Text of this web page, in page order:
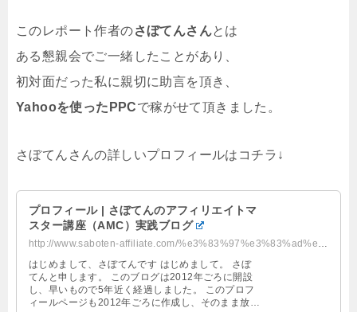
このレポート作者のさぼてんさんとは
ある懇親会でご一緒したことがあり、
初対面だった私に親切に助言を頂き、
Yahooを使ったPPCで稼がせて頂きました。
さぼてんさんの詳しいプロフィールはコチラ↓
プロフィール | さぼてんのアフィリエイトマ
スター講座（AMC）実践ブログ
http://www.saboten-affiliate.com/%e3%83%97%e3%83%ad%e3%83%95%e3%82%a3%e3%83%b...
はじめまして、さぼてんです はじめまして。 さぼ
てんと申します。 このブログは2012年ごろに開設
し、早いもので5年近く経過しました。 このプロフ
ィールページも2012年ごろに作成し、そのまま放置